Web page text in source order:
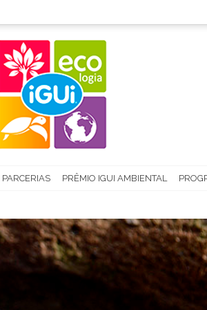
PARCERIAS PRÊMIO IGUI AMBIENTAL